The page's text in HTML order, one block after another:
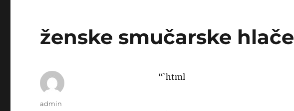
ženske smučarske hlače
“`html
Author
admin